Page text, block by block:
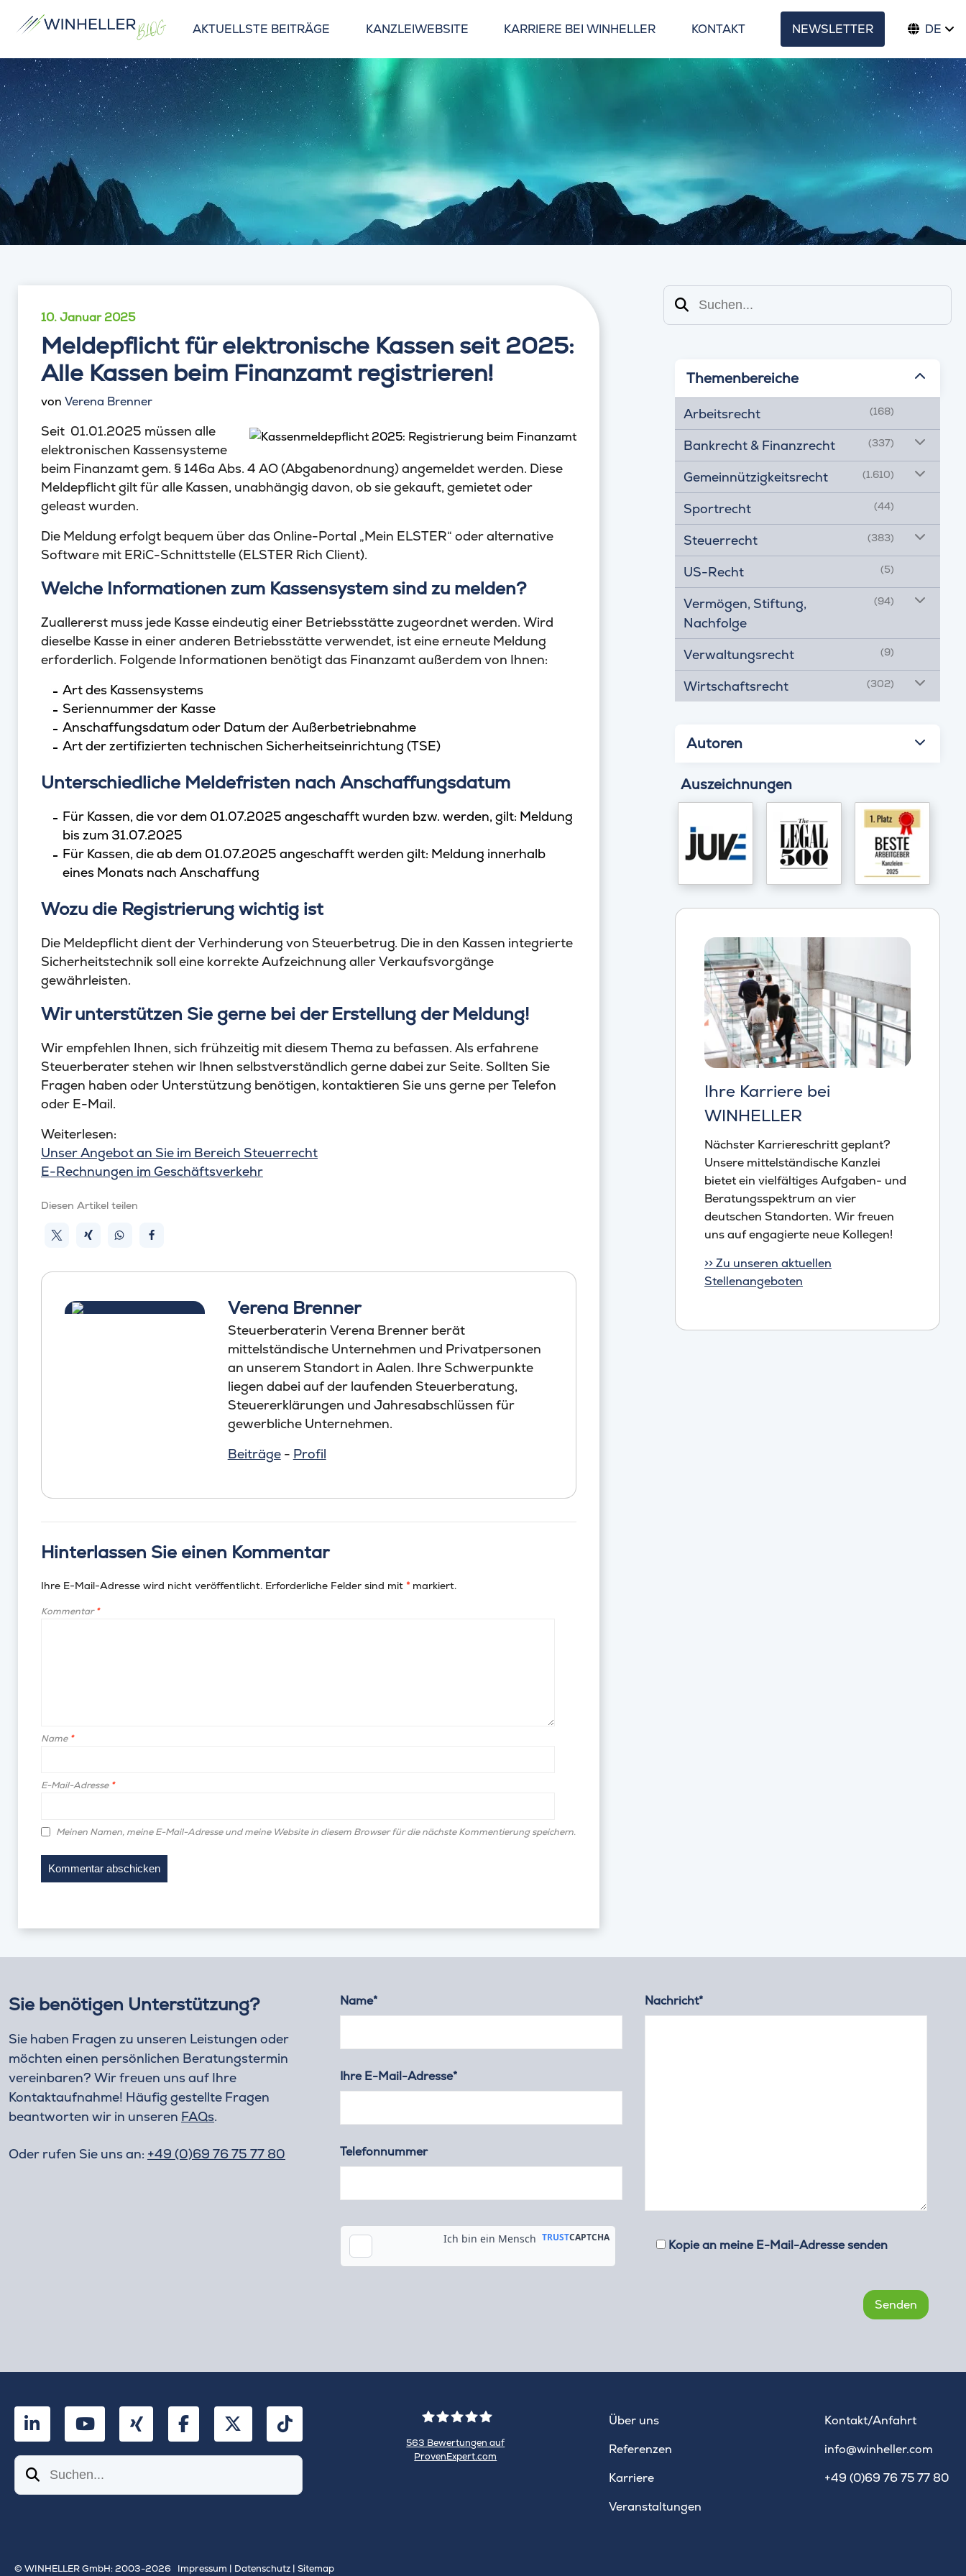
AKTUELLSTE BEITRÄGE KANZLEIWEBSITE KARRIERE BEI WINHELLER KONTAKT NEWSLETTER DE
10. Januar 2025
Meldepflicht für elektronische Kassen seit 2025:
Alle Kassen beim Finanzamt registrieren!
von Verena Brenner
Seit 01.01.2025 müssen alle
elektronischen Kassensysteme
beim Finanzamt gem. § 146a Abs. 4 AO (Abgabenordnung) angemeldet werden. Diese
Meldepflicht gilt für alle Kassen, unabhängig davon, ob sie gekauft, gemietet oder
geleast wurden.
Die Meldung erfolgt bequem über das Online-Portal „Mein ELSTER“ oder alternative
Software mit ERiC-Schnittstelle (ELSTER Rich Client).
Welche Informationen zum Kassensystem sind zu melden?
Zuallererst muss jede Kasse eindeutig einer Betriebsstätte zugeordnet werden. Wird
dieselbe Kasse in einer anderen Betriebsstätte verwendet, ist eine erneute Meldung
erforderlich. Folgende Informationen benötigt das Finanzamt außerdem von Ihnen:
Art des Kassensystems
Seriennummer der Kasse
Anschaffungsdatum oder Datum der Außerbetriebnahme
Art der zertifizierten technischen Sicherheitseinrichtung (TSE)
Unterschiedliche Meldefristen nach Anschaffungsdatum
Für Kassen, die vor dem 01.07.2025 angeschafft wurden bzw. werden, gilt: Meldung
bis zum 31.07.2025
Für Kassen, die ab dem 01.07.2025 angeschafft werden gilt: Meldung innerhalb
eines Monats nach Anschaffung
Wozu die Registrierung wichtig ist
Die Meldepflicht dient der Verhinderung von Steuerbetrug. Die in den Kassen integrierte
Sicherheitstechnik soll eine korrekte Aufzeichnung aller Verkaufsvorgänge
gewährleisten.
Wir unterstützen Sie gerne bei der Erstellung der Meldung!
Wir empfehlen Ihnen, sich frühzeitig mit diesem Thema zu befassen. Als erfahrene
Steuerberater stehen wir Ihnen selbstverständlich gerne dabei zur Seite. Sollten Sie
Fragen haben oder Unterstützung benötigen, kontaktieren Sie uns gerne per Telefon
oder E-Mail.
Weiterlesen:
Unser Angebot an Sie im Bereich Steuerrecht
E-Rechnungen im Geschäftsverkehr
Diesen Artikel teilen
Verena Brenner
Steuerberaterin Verena Brenner berät
mittelständische Unternehmen und Privatpersonen
an unserem Standort in Aalen. Ihre Schwerpunkte
liegen dabei auf der laufenden Steuerberatung,
Steuererklärungen und Jahresabschlüssen für
gewerbliche Unternehmen.
Beiträge- Profil
Hinterlassen Sie einen Kommentar
Ihre E-Mail-Adresse wird nicht veröffentlicht. Erforderliche Felder sind mit *markiert.
Kommentar*
Name *
E-Mail-Adresse *
Meinen Namen, meine E-Mail-Adresse und meine Website in diesem Browser für die nächste Kommentierung speichern.
Suchen
Themenbereiche
Arbeitsrecht (168)
Bankrecht & Finanzrecht (337)
Gemeinnützigkeitsrecht (1.610)
Sportrecht (44)
Steuerrecht (383)
US-Recht (5)
Vermögen, Stiftung,
Nachfolge
(94)
Verwaltungsrecht (9)
Wirtschaftsrecht (302)
Autoren
Auszeichnungen
Ihre Karriere bei
WINHELLER
Nächster Karriereschritt geplant?
Unsere mittelständische Kanzlei
bietet ein vielfältiges Aufgaben- und
Beratungsspektrum an vier
deutschen Standorten. Wir freuen
uns auf engagierte neue Kollegen!
>> Zu unseren aktuellen
Stellenangeboten
Sie benötigen Unterstützung?
Sie haben Fragen zu unseren Leistungen oder
möchten einen persönlichen Beratungstermin
vereinbaren? Wir freuen uns auf Ihre
Kontaktaufnahme! Häufig gestellte Fragen
beantworten wir in unseren FAQs.
Oder rufen Sie uns an: +49 (0)69 76 75 77 80
Name*
Ihre E-Mail-Adresse*
Telefonnummer
Nachricht*
Kopie an meine E-Mail-Adresse senden
LinkedInYouTubeXing FacebookTwitterTikTok
Suchen
WINHELLER
563 Bewertungen auf
ProvenExpert.com
Über uns
Referenzen
Karriere
Veranstaltungen
Kontakt/Anfahrt
info@winheller.com
+49 (0)69 76 75 77 80
© WINHELLER GmbH: 2003-2026 Impressum | Datenschutz | Sitemap